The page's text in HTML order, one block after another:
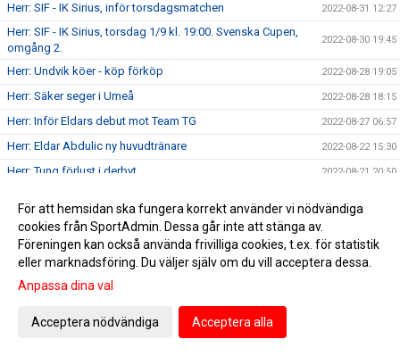
Herr: SIF - IK Sirius, inför torsdagsmatchen 2022-08-31 12:27
Herr: SIF - IK Sirius, torsdag 1/9 kl. 19:00. Svenska Cupen,
omgång 2.
2022-08-30 19:45
Herr: Undvik köer - köp förköp 2022-08-28 19:05
Herr: Säker seger i Umeå 2022-08-28 18:15
Herr: Inför Eldars debut mot Team TG 2022-08-27 06:57
Herr: Eldar Abdulic ny huvudtränare 2022-08-22 15:30
Herr: Tung förlust i derbyt 2022-08-21 20:50
Herr: Inför seriefinalen mot Gefle
Herr: Köp din biljett till cupmatchen 2022-08-19 09:00
Herr: Förlust efter svag första halvlek
Herr: Inför toppmatchen hemma mot Karlstad
Herr: SIF - IF Karlstad, söndag 14/8 kl. 17:00
För att hemsidan ska fungera korrekt använder vi nödvändiga
cookies från SportAdmin. Dessa går inte att stänga av.
Föreningen kan också använda frivilliga cookies, t.ex. för statistik
eller marknadsföring. Du väljer själv om du vill acceptera dessa.
Anpassa dina val
Acceptera nödvändiga Acceptera alla